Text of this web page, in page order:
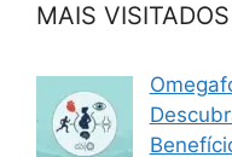
MAIS VISITADOS